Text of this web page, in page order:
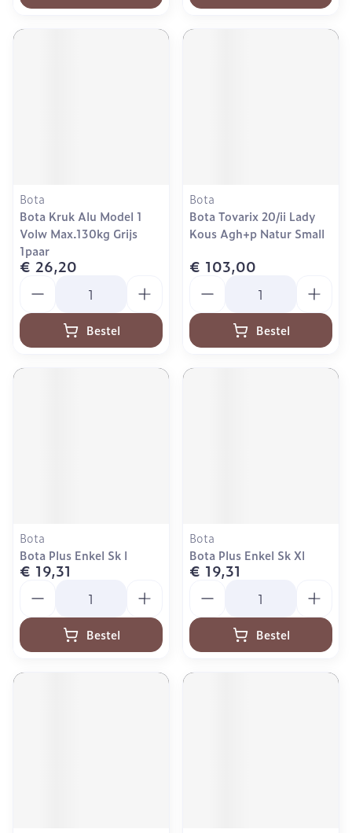
Bota
Bota Kruk Alu Model 1
Volw Max.130kg Grijs
1paar
€ 26,20
Bestel
Bota
Bota Tovarix 20/ii Lady
Kous Agh+p Natur Small
€ 103,00
Bestel
Bota
Bota Plus Enkel Sk l
€ 19,31
Bestel
Bota
Bota Plus Enkel Sk Xl
€ 19,31
Bestel